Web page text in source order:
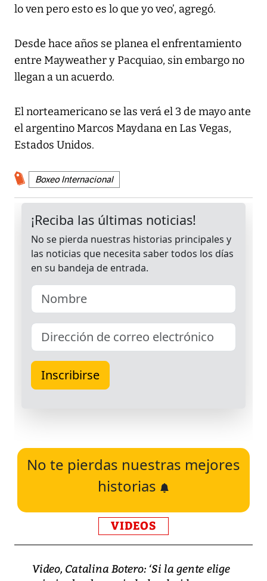
lo ven pero esto es lo que yo veo’, agregó.
Desde hace años se planea el enfrentamiento
entre Mayweather y Pacquiao, sin embargo no
llegan a un acuerdo.
El norteamericano se las verá el 3 de mayo ante
el argentino Marcos Maydana en Las Vegas,
Estados Unidos.
Boxeo Internacional
No te pierdas nuestras mejores
historias
VIDEOS
Video, Catalina Botero: ‘Si la gente elige